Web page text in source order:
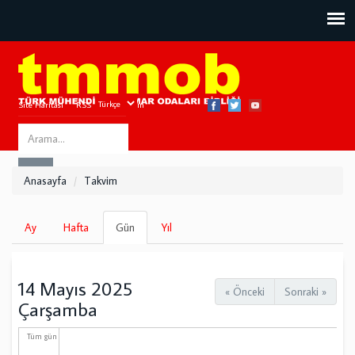
Site Haritası RSS Bize Ulaşın
Search
this
Anasayfa Takvim
Birincil
sekmeler
Ay Hafta Gün
sekme)
Yıl
« Önceki Sonraki »
14 Mayıs 2025
Çarşamba
Tüm gün